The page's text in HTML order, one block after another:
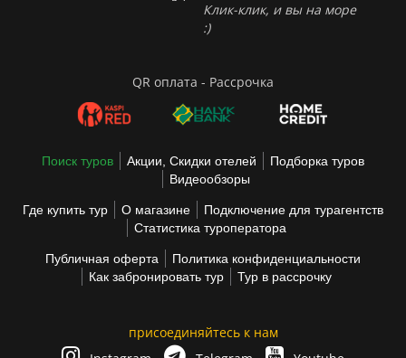
Клик-клик, и вы на море
:)
QR оплата - Рассрочка
Поиск туров Акции, Скидки отелей
Подборка туров
Видеообзоры
Где купить тур О магазине
Подключение для турагентств
Статистика туроператора
Публичная оферта
Политика конфиденциальности
Как забронировать тур
Тур в рассрочку
присоединяйтесь к нам